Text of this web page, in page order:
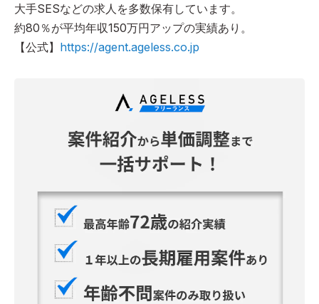
大手SESなどの求人を多数保有しています。
約80％が平均年収150万円アップの実績あり。
【公式】 https://agent.ageless.co.jp